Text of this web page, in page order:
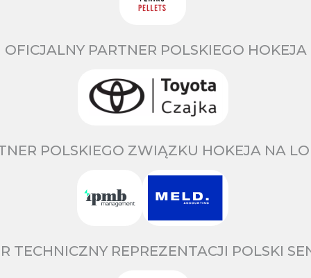
OFICJALNY PARTNER POLSKIEGO HOKEJA
POLSKIEGO ZWIĄZKU HOKEJA NA
TECHNICZNY REPREZENTACJI POLSKI